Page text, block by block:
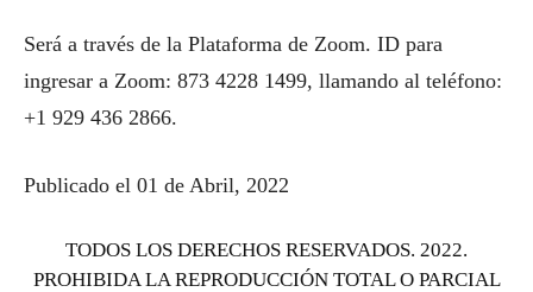
Será a través de la Plataforma de Zoom. ID para
ingresar a Zoom: 873 4228 1499, llamando al teléfono:
+1 929 436 2866.
Publicado el 01 de Abril, 2022
TODOS LOS DERECHOS RESERVADOS. 2022.
PROHIBIDA LA REPRODUCCIÓN TOTAL O PARCIAL